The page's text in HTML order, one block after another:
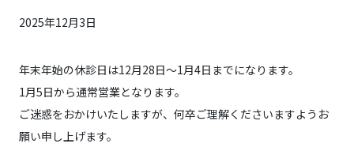
2025年12月3日
年末年始の休診日は12月28日〜1月4日までになります。
1月5日から通常営業となります。
ご迷惑をおかけいたしますが、何卒ご理解くださいますようお
願い申し上げます。